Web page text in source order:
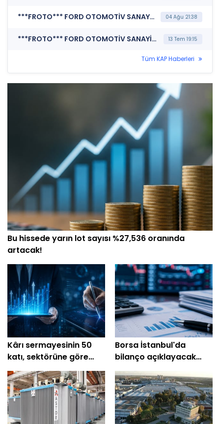
***FROTO*** FORD OTOMOTİV SANAYİ A.Ş. (Finansal Rapor) 04 Ağu 21:38
***FROTO*** FORD OTOMOTİV SANAYİ A.Ş. (Finansal Takvim) 13 Tem 19:15
Tüm KAP Haberleri
Bu hissede yarın lot sayısı %27,536 oranında
artacak!
Kârı sermayesinin 50
katı, sektörüne göre
ucuz hisseler!
Borsa İstanbul'da
bilanço açıklayacak
şirketler! (10-14
Ağustos)